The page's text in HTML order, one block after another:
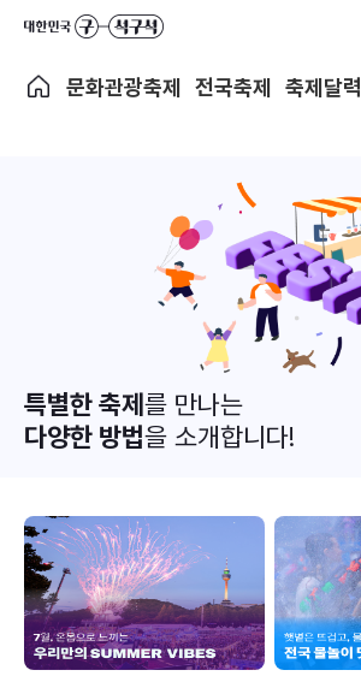
문화관광축제 전국축제 축제달력
특별한 축제를 만나는
다양한 방법을 소개합니다!